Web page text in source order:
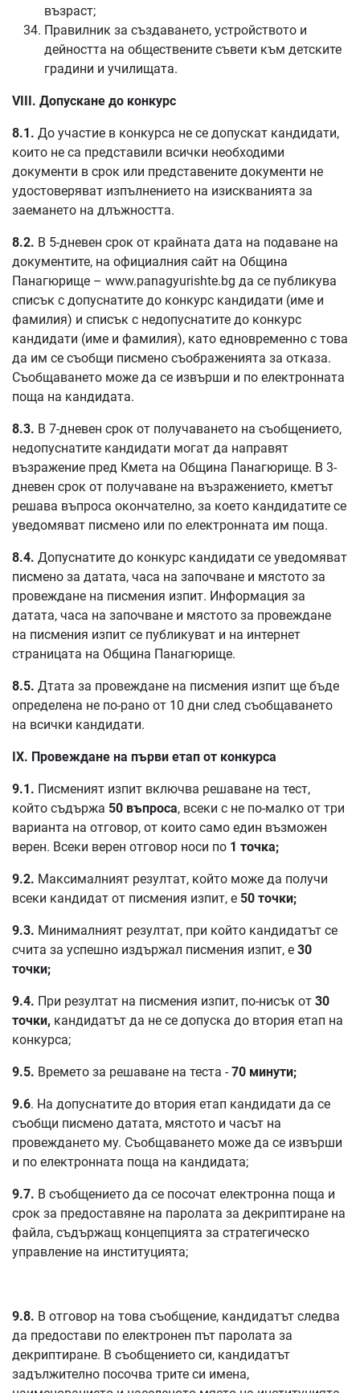
възраст;
Правилник за създаването, устройството и
дейността на обществените съвети към детските
градини и училищата.
VIII. Допускане до конкурс
8.1. До участие в конкурса не се допускат кандидати,
които не са представили всички необходими
документи в срок или представените документи не
удостоверяват изпълнението на изискванията за
заемането на длъжността.
8.2. В 5-дневен срок от крайната дата на подаване на
документите, на официалния сайт на Община
Панагюрище – www.panagyurishte.bg да се публикува
списък с допуснатите до конкурс кандидати (име и
фамилия) и списък с недопуснатите до конкурс
кандидати (име и фамилия), като едновременно с това
да им се съобщи писмено съображенията за отказа.
Съобщаването може да се извърши и по електронната
поща на кандидата.
8.3. В 7-дневен срок от получаването на съобщението,
недопуснатите кандидати могат да направят
възражение пред Кмета на Община Панагюрище. В 3-
дневен срок от получаване на възражението, кметът
решава въпроса окончателно, за което кандидатите се
уведомяват писмено или по електронната им поща.
8.4. Допуснатите до конкурс кандидати се уведомяват
писмено за датата, часа на започване и мястото за
провеждане на писмения изпит. Информация за
датата, часа на започване и мястото за провеждане
на писмения изпит се публикуват и на интернет
страницата на Община Панагюрище.
8.5. Дтата за провеждане на писмения изпит ще бъде
определена не по-рано от 10 дни след съобщаването
на всички кандидати.
IX. Провеждане на първи етап от конкурса
9.1. Писменият изпит включва решаване на тест,
който съдържа 50 въпроса, всеки с не по-малко от три
варианта на отговор, от които само един възможен
верен. Всеки верен отговор носи по 1 точка;
9.2. Максималният резултат, който може да получи
всеки кандидат от писмения изпит, е 50 точки;
9.3. Минималният резултат, при който кандидатът се
счита за успешно издържал писмения изпит, е 30
точки;
9.4. При резултат на писмения изпит, по-нисък от 30
точки, кандидатът да не се допуска до втория етап на
конкурса;
9.5. Времето за решаване на теста -70 минути;
9.6. На допуснатите до втория етап кандидати да се
съобщи писмено датата, мястото и часът на
провеждането му. Съобщаването може да се извърши
и по електронната поща на кандидата;
9.7. В съобщението да се посочат електронна поща и
срок за предоставяне на паролата за декриптиране на
файла, съдържащ концепцията за стратегическо
управление на институцията;
9.8. В отговор на това съобщение, кандидатът следва
да предостави по електронен път паролата за
декриптиране. В съобщението си, кандидатът
задължително посочва трите си имена,